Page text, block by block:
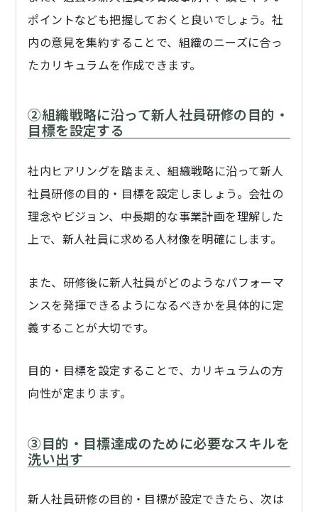
ポイントなども把握しておくと良いでしょう。社
内の意見を集約することで、組織のニーズに合っ
たカリキュラムを作成できます。
②組織戦略に沿って新人社員研修の目的・
目標を設定する
社内ヒアリングを踏まえ、組織戦略に沿って新人
社員研修の目的・目標を設定しましょう。会社の
理念やビジョン、中長期的な事業計画を理解した
上で、新人社員に求める人材像を明確にします。
また、研修後に新人社員がどのようなパフォーマ
ンスを発揮できるようになるべきかを具体的に定
義することが大切です。
目的・目標を設定することで、カリキュラムの方
向性が定まります。
③目的・目標達成のために必要なスキルを
洗い出す
新人社員研修の目的・目標が設定できたら、次は